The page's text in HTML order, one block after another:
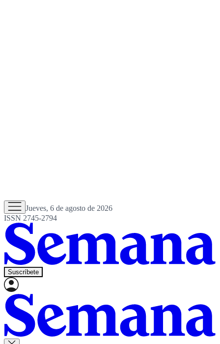
Jueves, 6 de agosto de 2026
ISSN 2745-2794
Suscríbete